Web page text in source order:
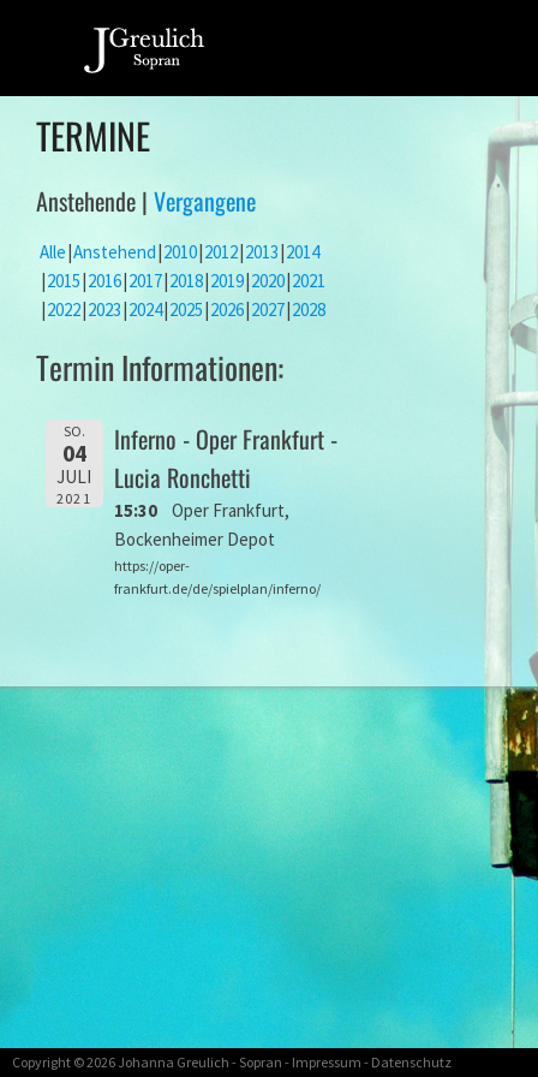
TERMINE
Anstehende | Vergangene
Alle Anstehend 2010 2012 2013 2014
2015 2016 2017 2018 2019 2020 2021
2022 2023 2024 2025 2026 2027 2028
Termin Informationen:
SO.
04
JULI
2021
Inferno - Oper Frankfurt -
Lucia Ronchetti
15:30
Oper Frankfurt,
Bockenheimer Depot
https://oper-
frankfurt.de/de/spielplan/inferno/
Copyright © 2026 Johanna Greulich - Sopran - Impressum - Datenschutz